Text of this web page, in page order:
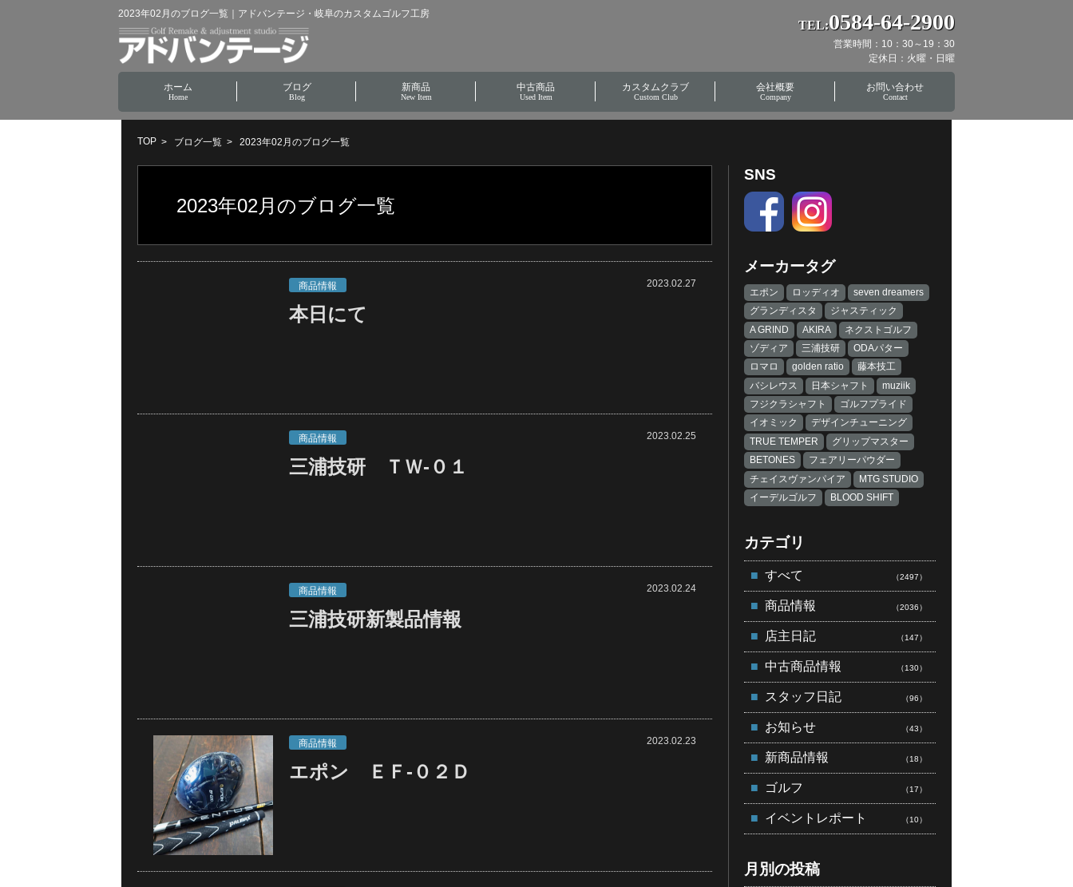
2023年02月のブログ一覧｜アドバンテージ・岐阜のカスタムゴルフ工房
TEL:0584-64-2900
営業時間：10：30～19：30
定休日：火曜・日曜
ホーム
Home
ブログ
Blog
新商品
New Item
中古商品
Used Item
カスタムクラブ
Custom Club
会社概要
Company
お問い合わせ
Contact
TOP ブログ一覧 2023年02月のブログ一覧
2023年02月のブログ一覧
2023.02.27
商品情報
本日にて
2023.02.25
商品情報
三浦技研 ＴＷ-０１
2023.02.24
商品情報
三浦技研新製品情報
2023.02.23
商品情報
エポン ＥＦ-０２Ｄ
SNS
メーカータグ
エポン ロッディオ
seven dreamers
グランディスタ
ジャスティック
A GRIND
AKIRA
ネクストゴルフ
ゾディア
三浦技研
ODAパター
ロマロ
golden ratio
藤本技工
バシレウス
日本シャフト
muziik
フジクラシャフト
ゴルフプライド
イオミック
デザインチューニング
TRUE TEMPER
グリップマスター
BETONES
フェアリーパウダー
チェイスヴァンパイア
MTG STUDIO
イーデルゴルフ
BLOOD SHIFT
カテゴリ
すべて （2497）
商品情報 （2036）
店主日記 （147）
中古商品情報 （130）
スタッフ日記 （96）
お知らせ （43）
新商品情報 （18）
ゴルフ （17）
イベントレポート （10）
月別の投稿